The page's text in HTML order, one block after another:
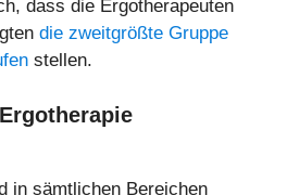
dass die Ergotherapeuten
die zweitgrößte Gruppe
stellen.
in sämtlichen Bereichen